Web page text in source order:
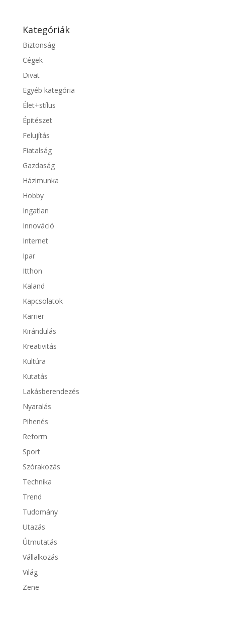
Kategóriák
Biztonság
Cégek
Divat
Egyéb kategória
Élet+stílus
Épitészet
Felujítás
Fiatalság
Gazdaság
Házimunka
Hobby
Ingatlan
Innováció
Internet
Ipar
Itthon
Kaland
Kapcsolatok
Karrier
Kirándulás
Kreativitás
Kultúra
Kutatás
Lakásberendezés
Nyaralás
Pihenés
Reform
Sport
Szórakozás
Technika
Trend
Tudomány
Utazás
Útmutatás
Vállalkozás
Világ
Zene